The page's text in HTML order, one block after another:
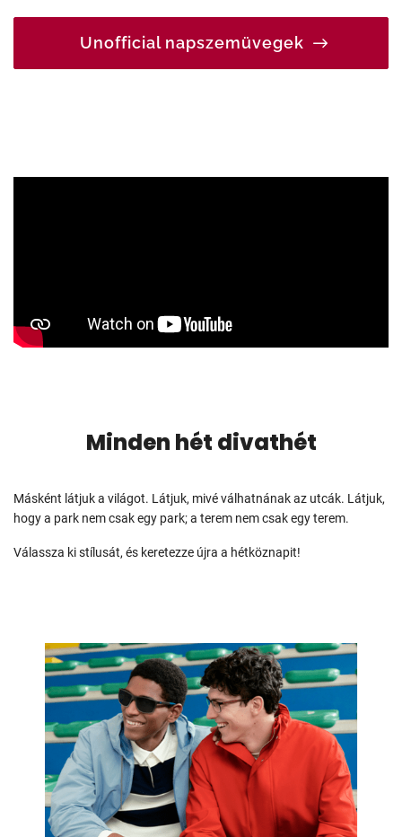
Unofficial napszemüvegek
Minden hét divathét
Másként látjuk a világot. Látjuk, mivé válhatnának az utcák. Látjuk,
hogy a park nem csak egy park; a terem nem csak egy terem.
Válassza ki stílusát, és keretezze újra a hétköznapit!